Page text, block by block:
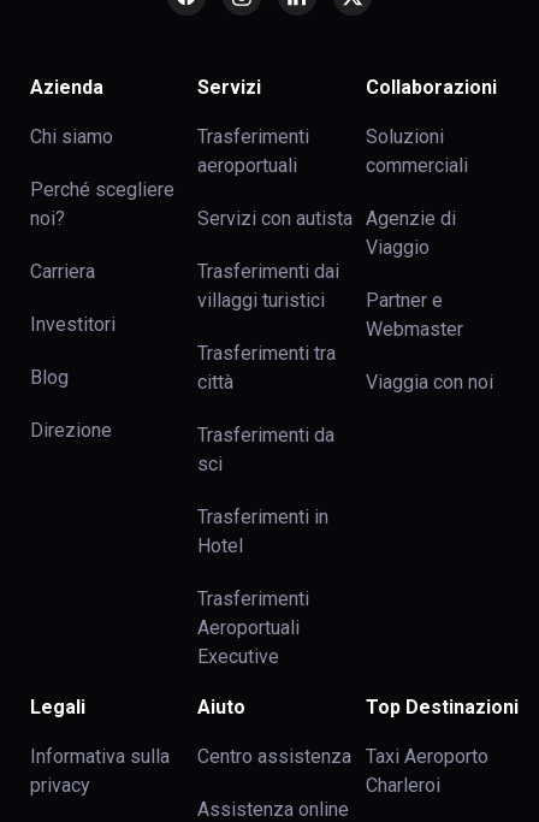
Azienda
Chi siamo
Perché scegliere
noi?
Carriera
Investitori
Blog
Direzione
Servizi
Trasferimenti
aeroportuali
Servizi con autista
Trasferimenti dai
villaggi turistici
Trasferimenti tra
сittà
Trasferimenti da
sci
Trasferimenti in
Hotel
Trasferimenti
Aeroportuali
Executive
Collaborazioni
Soluzioni
commerciali
Agenzie di
Viaggio
Partner e
Webmaster
Viaggia con noi
Legali
Informativa sulla
privacy
Aiuto
Centro assistenza
Assistenza online
Top Destinazioni
Taxi Aeroporto
Charleroi